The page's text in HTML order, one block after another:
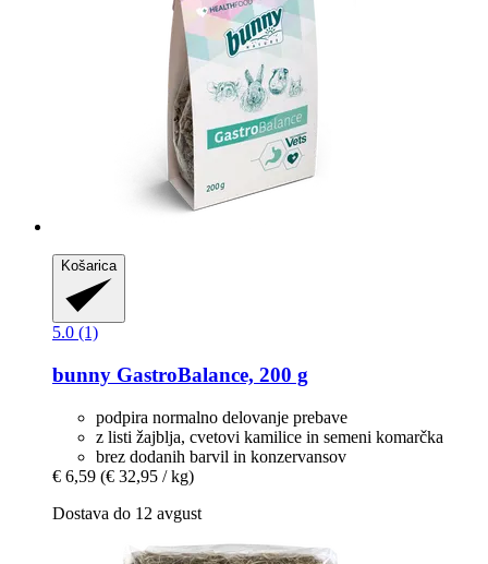
Košarica
5.0 (1)
bunny GastroBalance, 200 g
podpira normalno delovanje prebave
z listi žajblja, cvetovi kamilice in semeni komarčka
brez dodanih barvil in konzervansov
€ 6,59 (€ 32,95 / kg)
Dostava do 12 avgust